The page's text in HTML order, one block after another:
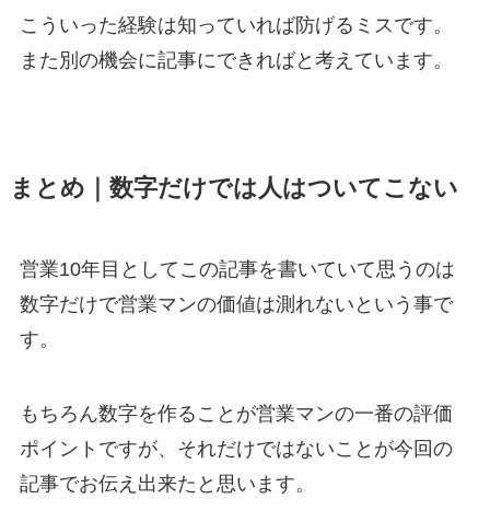
こういった経験は知っていれば防げるミスです。
また別の機会に記事にできればと考えています。
まとめ｜数字だけでは人はついてこない
営業10年目としてこの記事を書いていて思うのは
数字だけで営業マンの価値は測れないという事で
す。
もちろん数字を作ることが営業マンの一番の評価
ポイントですが、それだけではないことが今回の
記事でお伝え出来たと思います。